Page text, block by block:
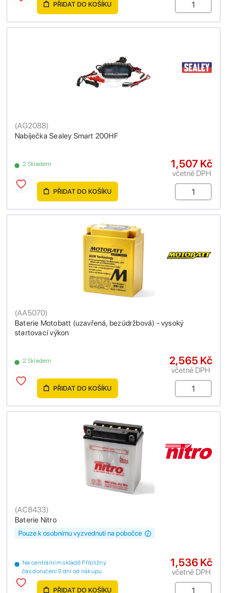
PŘIDAT DO KOŠÍKU
Nabíječka Sealey Smart 200HF
(AG2088)
2 Skladem 1,507 Kč
včetně DPH
PŘIDAT DO KOŠÍKU
Baterie Motobatt (uzavřená, bezúdržbová) - vysoký
startovací výkon
(AA5070)
2 Skladem 2,565 Kč
včetně DPH
PŘIDAT DO KOŠÍKU
Baterie Nitro
(AC8433)
Na centrálním skladě Přibližný
čas doručení 9 dní od nákupu
Pouze k osobnímu vyzvednutí na pobočce
1,536 Kč
včetně DPH
PŘIDAT DO KOŠÍKU